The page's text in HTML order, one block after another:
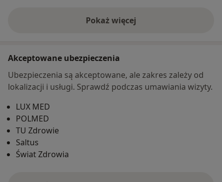
Pokaż więcej
o adresie
Akceptowane ubezpieczenia
Ubezpieczenia są akceptowane, ale zakres zależy od
lokalizacji i usługi. Sprawdź podczas umawiania wizyty.
LUX MED
POLMED
TU Zdrowie
Saltus
Świat Zdrowia